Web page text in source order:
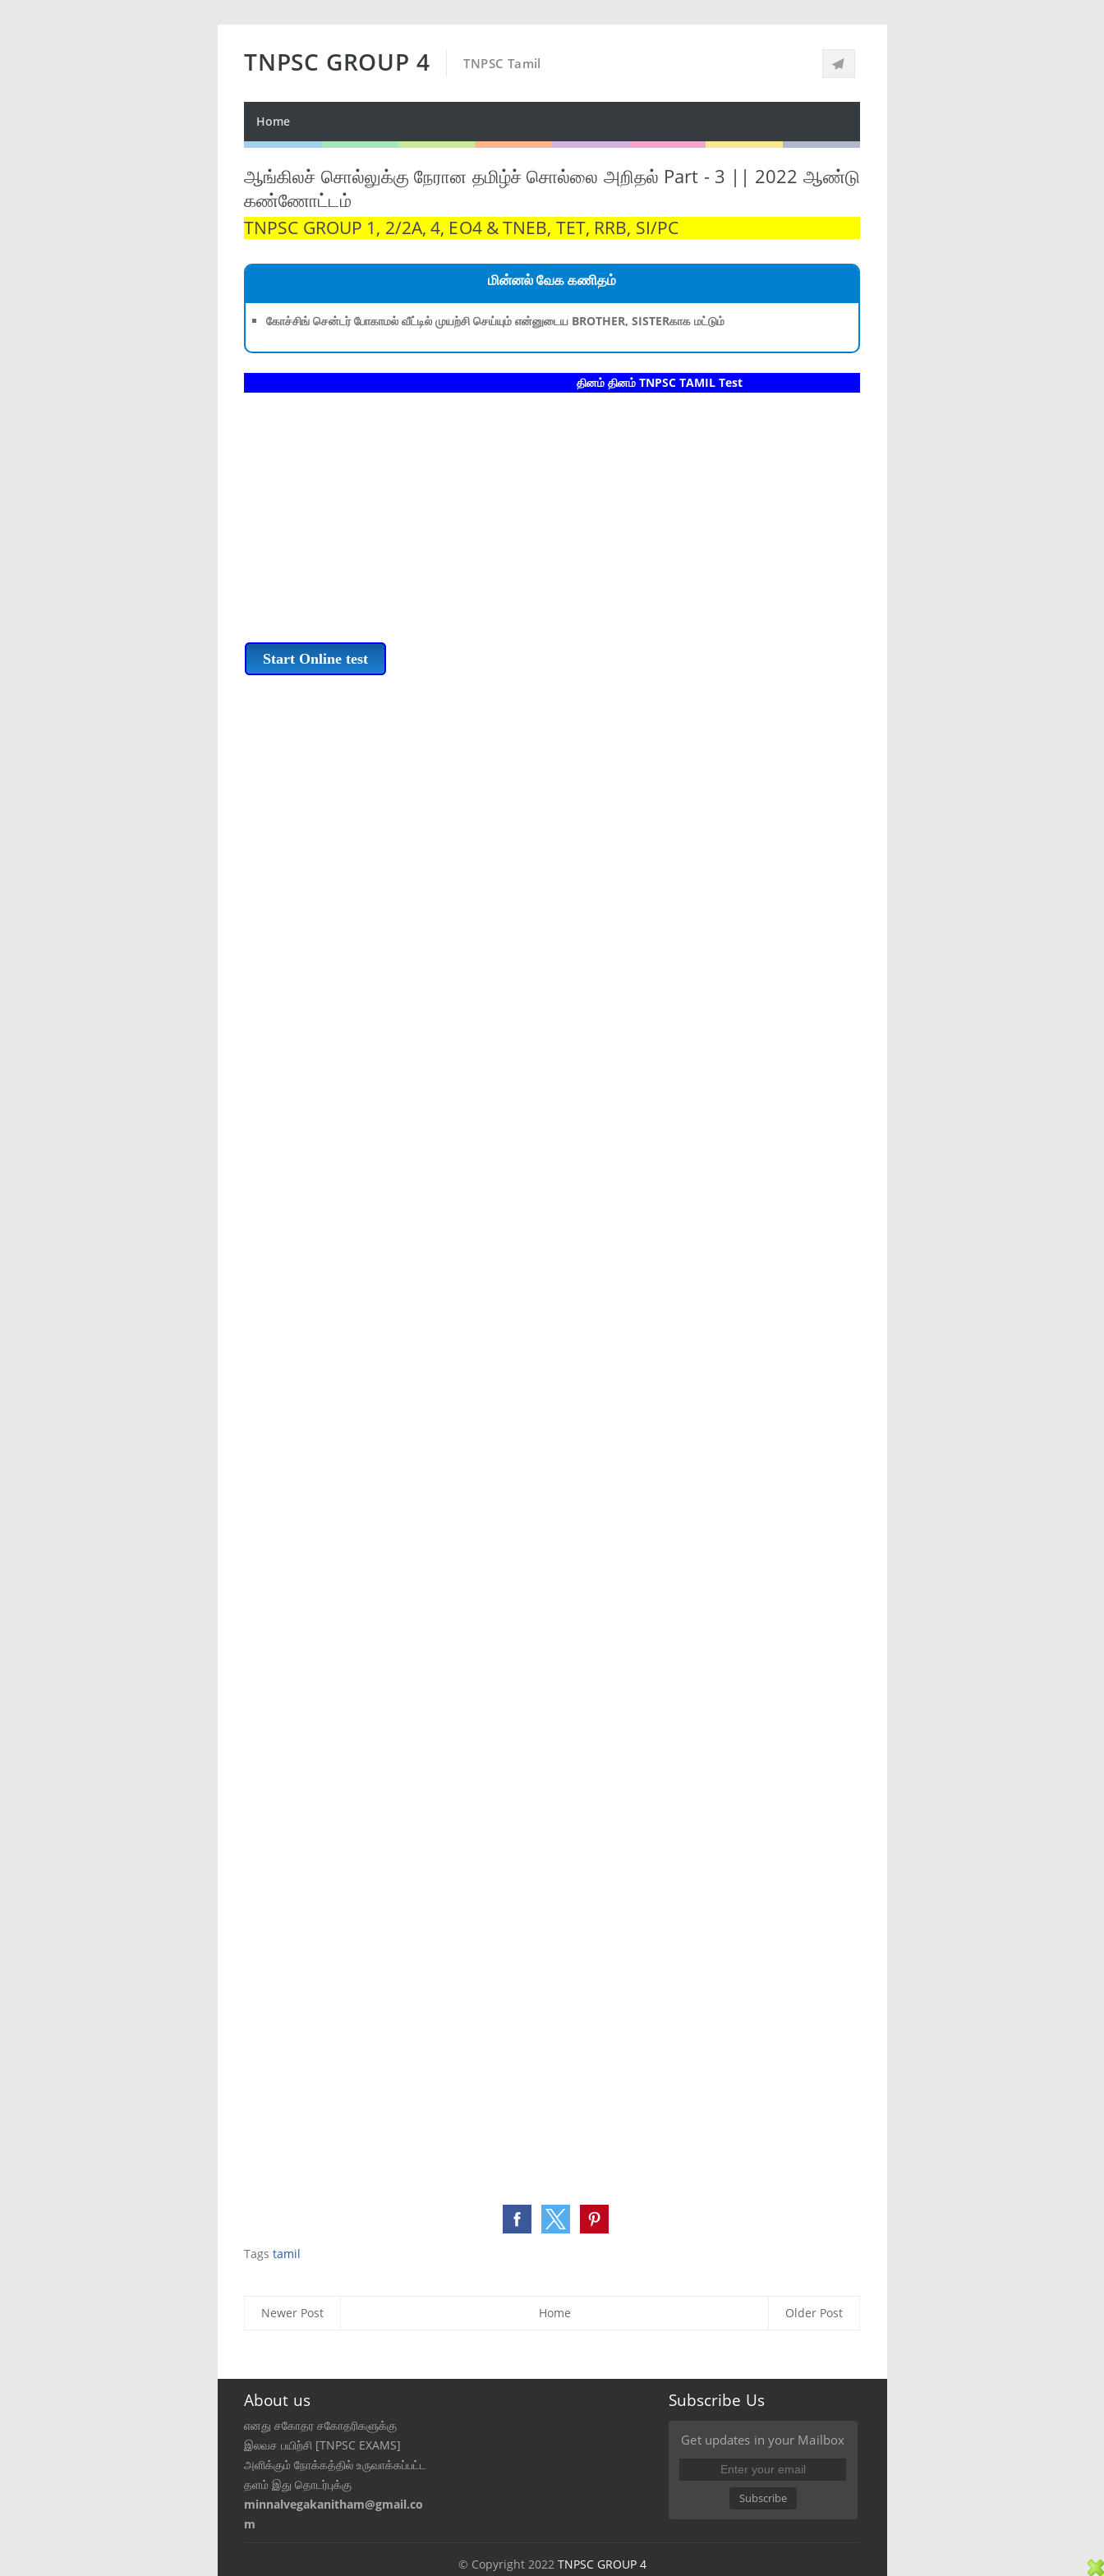
TNPSC GROUP 4 TNPSC Tamil
Home
ஆங்கிலச் சொல்லுக்கு நேரான தமிழ்ச் சொல்லை அறிதல் Part - 3 || 2022 ஆண்டு
கண்ணோட்டம்
TNPSC GROUP 1, 2/2A, 4, EO4 & TNEB, TET, RRB, SI/PC
மின்னல் வேக கணிதம்
கோச்சிங் சென்டர் போகாமல் வீட்டில் முயற்சி செய்யும் என்னுடைய BROTHER, SISTERகாக மட்டும்
தினம் தினம் TNPSC TAMIL Test
Start Online test
Tags tamil
Newer Post Older Post
Home
About us
எனது சகோதர சகோதரிகளுக்கு
இலவச பயிற்சி [TNPSC EXAMS]
அளிக்கும் நோக்கத்தில் உருவாக்கப்பட்ட
தளம் இது தொடர்புக்கு
minnalvegakanitham@gmail.co
m
Subscribe Us
Get updates in your Mailbox
Subscribe
© Copyright 2022 TNPSC GROUP 4